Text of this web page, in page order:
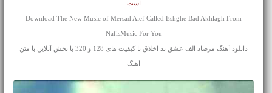
است
Download The New Music of Mersad Alef Called Eshghe Bad Akhlagh From
NafisMusic For You
دانلود آهنگ مرصاد الف عشق بد اخلاق با کیفیت های 128 و 320 با پخش آنلاین با متن
آهنگ